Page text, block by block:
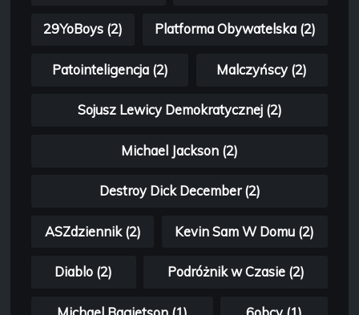
29YoBoys (2) Platforma Obywatelska (2)
Patointeligencja (2) Malczyńscy (2)
Sojusz Lewicy Demokratycznej (2)
Michael Jackson (2)
Destroy Dick December (2)
ASZdziennik (2) Kevin Sam W Domu (2)
Diablo (2) Podróżnik w Czasie (2)